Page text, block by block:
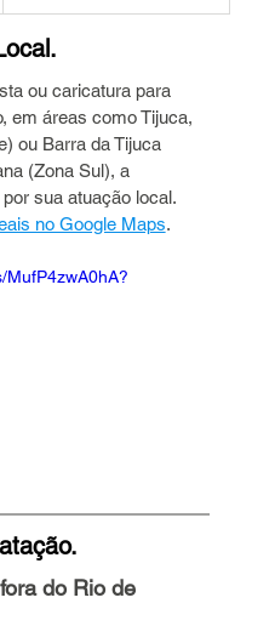
ou caricatura para
em áreas como Tijuca,
ou Barra da Tijuca
(Zona Sul), a
sua atuação local.
no Google Maps.
do Rio de